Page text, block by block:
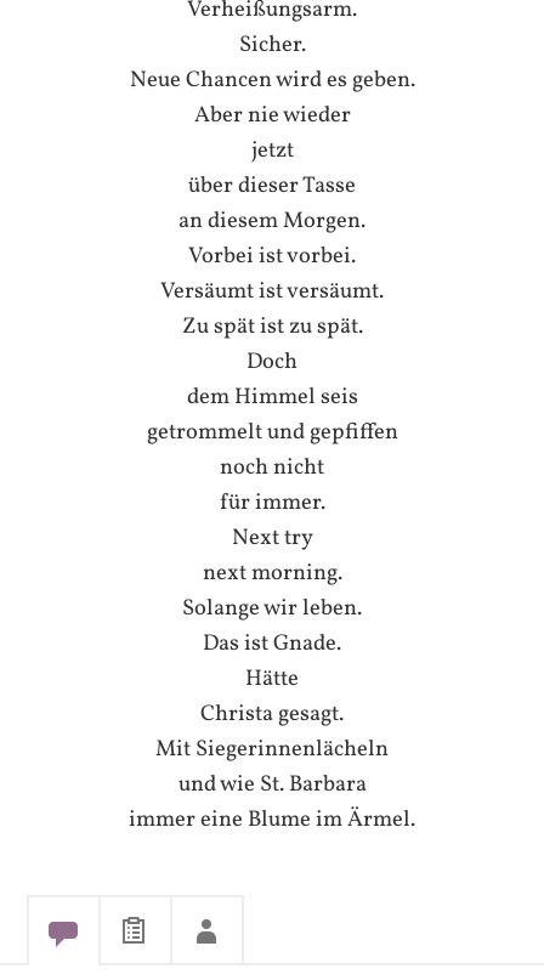
Verheißungsarm.
Sicher.
Neue Chancen wird es geben.
Aber nie wieder
jetzt
über dieser Tasse
an diesem Morgen.
Vorbei ist vorbei.
Versäumt ist versäumt.
Zu spät ist zu spät.
Doch
dem Himmel seis
getrommelt und gepfiffen
noch nicht
für immer.
Next try
next morning.
Solange wir leben.
Das ist Gnade.
Hätte
Christa gesagt.
Mit Siegerinnenlächeln
und wie St. Barbara
immer eine Blume im Ärmel.